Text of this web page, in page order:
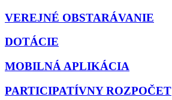
VEREJNÉ OBSTARÁVANIE
DOTÁCIE
MOBILNÁ APLIKÁCIA
PARTICIPATÍVNY ROZPOČET